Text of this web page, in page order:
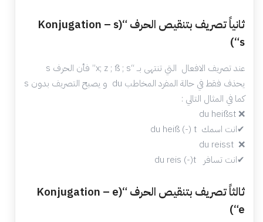
ثانياً تصريف بتنقيص الحرف “Konjugation – s)
“s)
عند تصريف الافعال التي تنتهى بــ “x; z ; ß ; s” فأن الحرف s
يحذف فقط في حالة المفرد المخاطب du و يصبح التصريف بدون s
كما في المثال التالي :
❌ du heißst
✔انت اسمك du heiß (-) t
❌ du reisst
✔انت تسافر du reis (-)t
ثالثاً تصريف بتنقيص الحرف “Konjugation – e)
“e)